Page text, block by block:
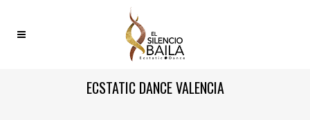
ECSTATIC DANCE VALENCIA